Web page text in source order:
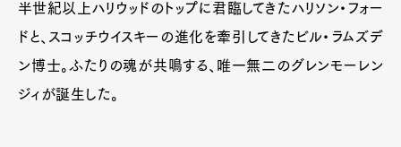
半世紀以上ハリウッドのトップに君臨してきたハリソン・フォー
ドと、スコッチウイスキーの進化を牽引してきたビル・ラムズデ
ン博士。ふたりの魂が共鳴する、唯一無二のグレンモーレン
ジィが誕生した。